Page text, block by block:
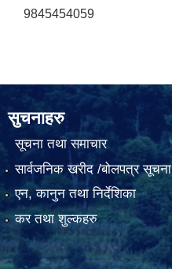
9845454059
सुचनाहरु
सूचना तथा समाचार
सार्वजनिक खरीद /बोलपत्र सूचना
एन, कानुन तथा निर्देशिका
कर तथा शुल्कहरु